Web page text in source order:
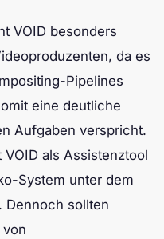
VOID besonders
da es
Pipelines
eine deutliche
Aufgaben verspricht.
als Assistenztool
System unter dem
Dennoch sollten